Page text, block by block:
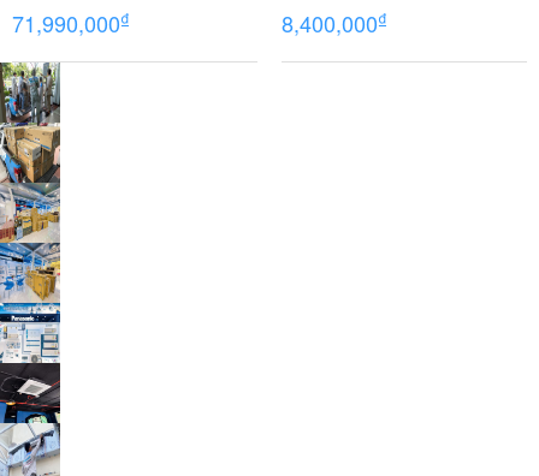
71,990,000₫ 8,400,000₫